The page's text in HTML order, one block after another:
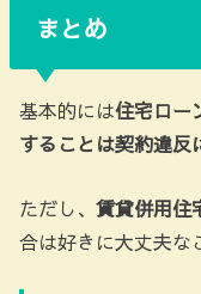
まとめ
基本的には住宅ロー
することは契約違反
ただし、 賃貸併用住
合は好きに大丈夫な